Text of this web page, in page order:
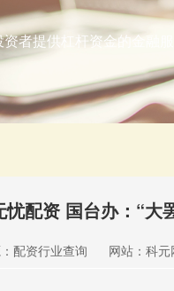
者提供杠杆资金的金融
忧配资 国台办：“大
配资行业查询 网站：科元